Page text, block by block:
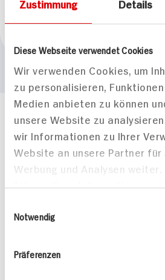
Zustimmung Details
Diese Webseite verwendet Cookies
Wir verwenden Cookies, um
zu personalisieren,
Medien anbieten zu können
unsere Website zu
wir Informationen zu Ihrer
Website an unsere Partner für
Werbung und Analysen
führen diese Informationen
bereitgestellt haben oder die
Notwendig
Präferenzen
Marke
Häufig gestellte Fragen
Mehr Informationen in unserem FAQ
kontakt
hit.de
Wir beantworten gerne Ihre Fragen
Folgen Sie uns auf TikTok